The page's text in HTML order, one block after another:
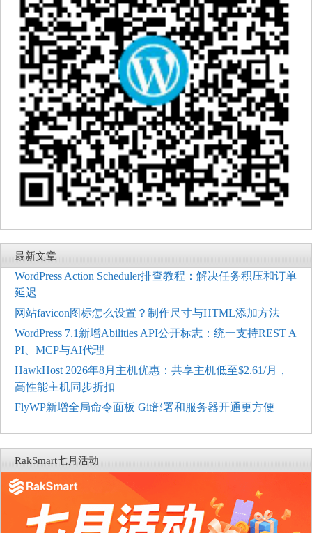
最新文章
WordPress Action Scheduler排查教程：解决任务积压和订单
延迟
网站favicon图标怎么设置？制作尺寸与HTML添加方法
WordPress 7.1新增Abilities API公开标志：统一支持REST A
PI、MCP与AI代理
HawkHost 2026年8月主机优惠：共享主机低至$2.61/月，
高性能主机同步折扣
FlyWP新增全局命令面板 Git部署和服务器开通更方便
RakSmart七月活动